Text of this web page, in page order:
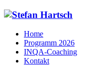
Home
Programm 2026
INQA-Coaching
Kontakt